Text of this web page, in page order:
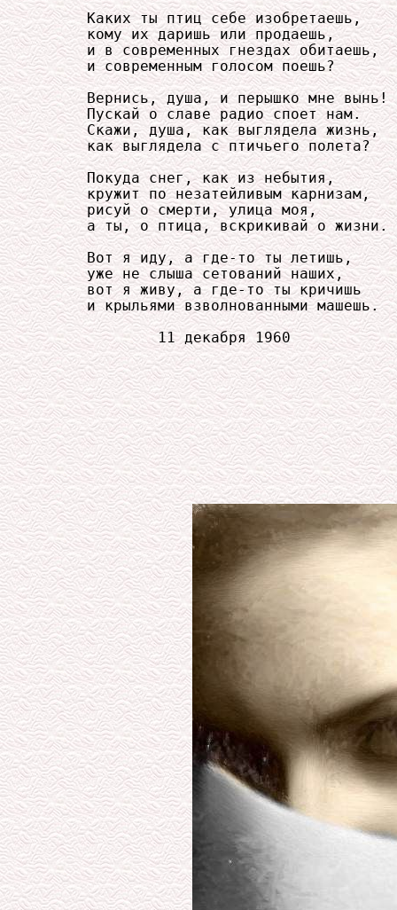
     Каких ты птиц себе изобретаешь,
     кому их даришь или продаешь,
     и в современных гнездах обитаешь,
     и современным голосом поешь?
     Вернись, душа, и перышко мне вынь!
     Пускай о славе радио споет нам.
     Скажи, душа, как выглядела жизнь,
     как выглядела с птичьего полета?
     Покуда снег, как из небытия,
     кружит по незатейливым карнизам,
     рисуй о смерти, улица моя,
     а ты, о птица, вскрикивай о жизни.
     Вот я иду, а где-то ты летишь,
     уже не слыша сетований наших,
     вот я живу, а где-то ты кричишь
     и крыльями взволнованными машешь.
             11 декабря 1960